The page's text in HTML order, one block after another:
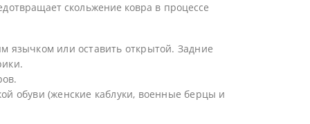
скольжение ковра в процессе
язычком или оставить открытой. Задние
обуви (женские каблуки, военные берцы и